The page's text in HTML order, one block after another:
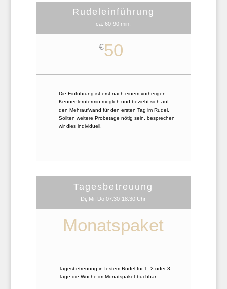
Rudeleinführung
ca. 60-90 min.
€50
Die Einführung ist erst nach einem vorherigen
Kennenlerntermin möglich und bezieht sich auf
den Mehraufwand für den ersten Tag im Rudel.
Sollten weitere Probetage nötig sein, besprechen
wir dies individuell.
Tagesbetreuung
Di, Mi, Do 07:30-18:30 Uhr
Monatspaket
Tagesbetreuung in festem Rudel für 1, 2 oder 3
Tage die Woche im Monatspaket buchbar: